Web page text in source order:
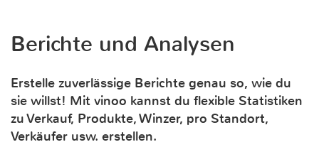
Berichte und Analysen
Erstelle zuverlässige Berichte genau so, wie du
sie willst! Mit vinoo kannst du flexible Statistiken
zu Verkauf, Produkte, Winzer, pro Standort,
Verkäufer usw. erstellen.